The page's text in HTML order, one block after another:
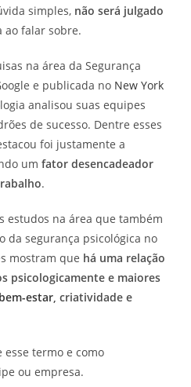
simples, não será julgado
ao falar sobre.
na área da Segurança
e publicada no New York
analisou suas equipes
de sucesso. Dentre esses
foi justamente a
umfator desencadeador
.
estudos na área que também
da segurança psicológica no
mostram que há uma relação
psicologicamente e maiores
bem-estar, criatividade e
esse termo e como
ou empresa.